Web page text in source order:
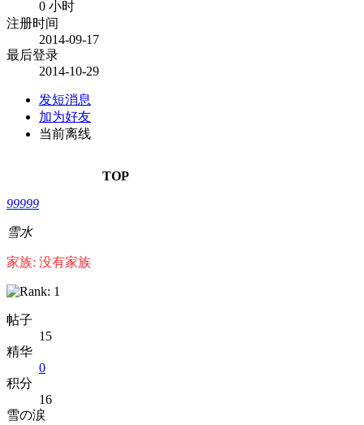
0 小时
注册时间
2014-09-17
最后登录
2014-10-29
发短消息
加为好友
当前离线
TOP
99999
雪水
家族: 没有家族
帖子
15
精华
0
积分
16
雪の涙